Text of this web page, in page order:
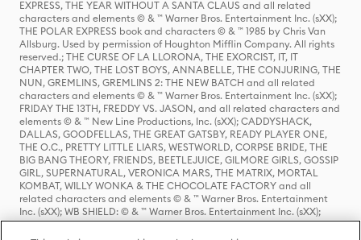
EXPRESS, THE YEAR WITHOUT A SANTA CLAUS and all related
characters and elements © & ™ Warner Bros. Entertainment Inc. (sXX);
THE POLAR EXPRESS book and characters © & ™ 1985 by Chris Van
Allsburg. Used by permission of Houghton Mifflin Company. All rights
reserved.; THE CURSE OF LA LLORONA, THE EXORCIST, IT, IT
CHAPTER TWO, THE LOST BOYS, ANNABELLE, THE CONJURING, THE
NUN, GREMLINS, GREMLINS 2: THE NEW BATCH and all related
characters and elements © & ™ Warner Bros. Entertainment Inc. (sXX);
FRIDAY THE 13TH, FREDDY VS. JASON, and all related characters and
elements © & ™ New Line Productions, Inc. (sXX); CADDYSHACK,
DALLAS, GOODFELLAS, THE GREAT GATSBY, READY PLAYER ONE,
THE O.C., PRETTY LITTLE LIARS, WESTWORLD, CORPSE BRIDE, THE
BIG BANG THEORY, FRIENDS, BEETLEJUICE, GILMORE GIRLS, GOSSIP
GIRL, SUPERNATURAL, VERONICA MARS, THE MATRIX, MORTAL
KOMBAT, WILLY WONKA & THE CHOCOLATE FACTORY and all
related characters and elements © & ™ Warner Bros. Entertainment
Inc. (sXX); WB SHIELD: © & ™ Warner Bros. Entertainment Inc. (sXX);
HOUSE OF THE DRAGON, GAME OF THRONES, and all related
characters and elements © & ™ Home Box Office, Inc. (sXX); CHILLING